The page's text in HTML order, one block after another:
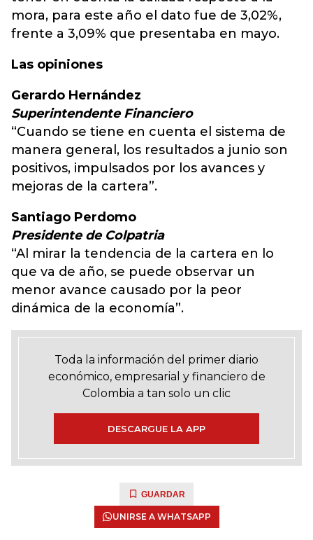
mora, para este año el dato fue de 3,02%,
frente a 3,09% que presentaba en mayo.
Las opiniones
Gerardo Hernández
Superintendente Financiero
“Cuando se tiene en cuenta el sistema de
manera general, los resultados a junio son
positivos, impulsados por los avances y
mejoras de la cartera”.
Santiago Perdomo
Presidente de Colpatria
“Al mirar la tendencia de la cartera en lo
que va de año, se puede observar un
menor avance causado por la peor
dinámica de la economía”.
Toda la información del primer diario
económico, empresarial y financiero de
Colombia a tan solo un clic
DESCARGUE LA APP
GUARDAR
UNIRSE A WHATSAPP